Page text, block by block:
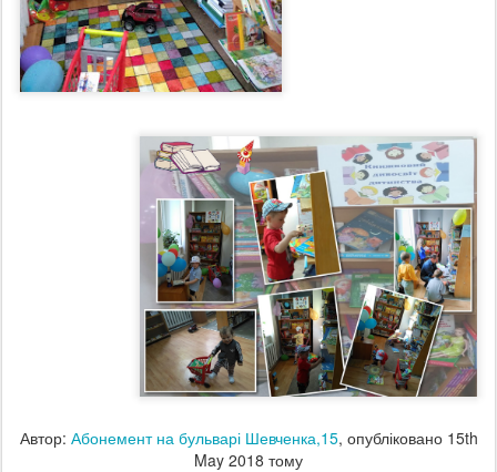
Автор: Абонемент на бульварі Шевченка,15, опубліковано 15th
May 2018 тому